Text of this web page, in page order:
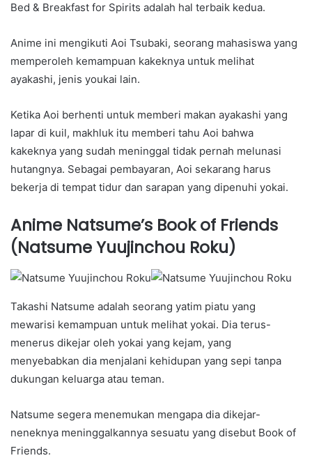
Bed & Breakfast for Spirits adalah hal terbaik kedua.
Anime ini mengikuti Aoi Tsubaki, seorang mahasiswa yang
memperoleh kemampuan kakeknya untuk melihat
ayakashi, jenis youkai lain.
Ketika Aoi berhenti untuk memberi makan ayakashi yang
lapar di kuil, makhluk itu memberi tahu Aoi bahwa
kakeknya yang sudah meninggal tidak pernah melunasi
hutangnya. Sebagai pembayaran, Aoi sekarang harus
bekerja di tempat tidur dan sarapan yang dipenuhi yokai.
Anime Natsume’s Book of Friends
(Natsume Yuujinchou Roku)
Takashi Natsume adalah seorang yatim piatu yang
mewarisi kemampuan untuk melihat yokai. Dia terus-
menerus dikejar oleh yokai yang kejam, yang
menyebabkan dia menjalani kehidupan yang sepi tanpa
dukungan keluarga atau teman.
Natsume segera menemukan mengapa dia dikejar-
neneknya meninggalkannya sesuatu yang disebut Book of
Friends.